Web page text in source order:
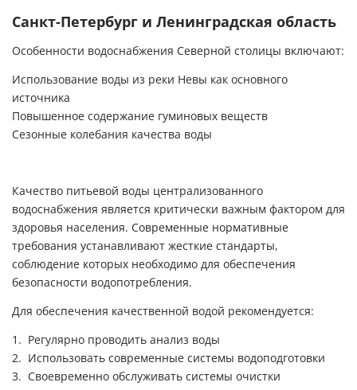
Санкт-Петербург и Ленинградская область
Особенности водоснабжения Северной столицы включают:
Использование воды из реки Невы как основного
источника
Повышенное содержание гуминовых веществ
Сезонные колебания качества воды
Качество питьевой воды централизованного
водоснабжения является критически важным фактором для
здоровья населения. Современные нормативные
требования устанавливают жесткие стандарты,
соблюдение которых необходимо для обеспечения
безопасности водопотребления.
Для обеспечения качественной водой рекомендуется:
Регулярно проводить анализ воды
Использовать современные системы водоподготовки
Своевременно обслуживать системы очистки